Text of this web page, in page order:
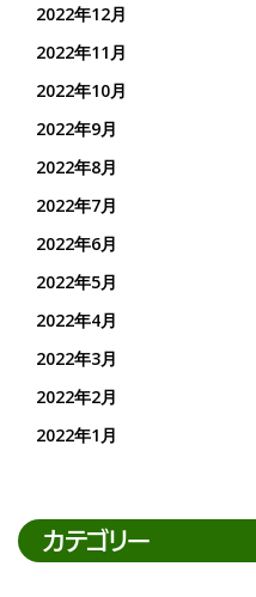
2022年12月
2022年11月
2022年10月
2022年9月
2022年8月
2022年7月
2022年6月
2022年5月
2022年4月
2022年3月
2022年2月
2022年1月
カテゴリー